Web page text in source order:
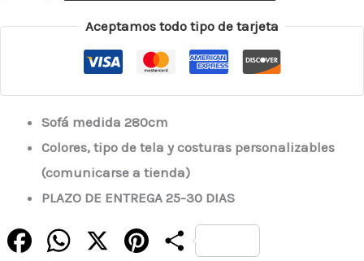
Aceptamos todo tipo de tarjeta
Sofá medida 280cm
Colores, tipo de tela y costuras personalizables
(comunicarse a tienda)
PLAZO DE ENTREGA 25-30 DIAS
FacebookWhatsApp PinterestCompartir